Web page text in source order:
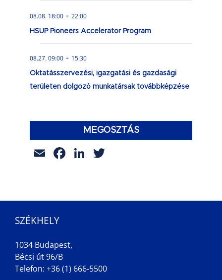
08.08. 18:00 - 22:00
HSUP Pioneers Accelerator Program
08.27. 09:00 - 15:30
Oktatásszervezési, igazgatási és gazdasági
területen dolgozó munkatársak továbbképzése
MEGOSZTÁS
EmailFacebook
LinkedIn
SZÉKHELY
1034 Budapest,
Bécsi út 96/B
Telefon: +36 (1) 666-5500